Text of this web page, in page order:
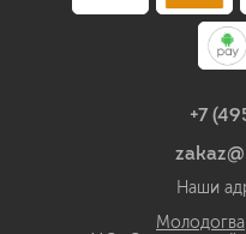
+7
Наши